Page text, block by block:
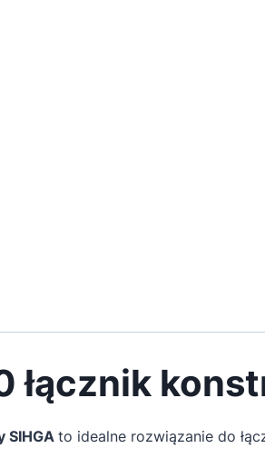
łącznik
SIHGA to idealne rozwiązanie do